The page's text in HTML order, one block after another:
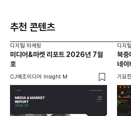
추천 콘텐츠
디지털 마케팅
미디어&마켓 리포트 2026년 7월
호
CJ메조미디어 Insight M
디지
북중
네이
기묘